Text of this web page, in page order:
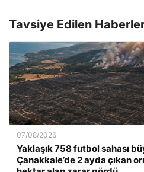
Tavsiye Edilen
07/08/2026
Yaklaşık 758 futbol sahası
Çanakkale’de 2 ayda çıkan